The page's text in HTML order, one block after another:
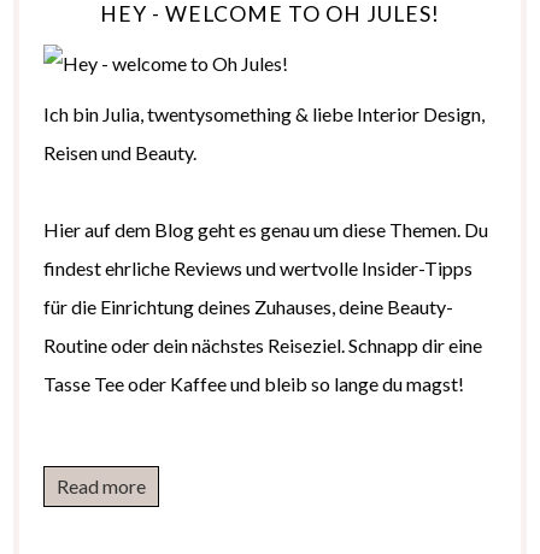
HEY - WELCOME TO OH JULES!
Ich bin Julia, twentysomething & liebe Interior Design,
Reisen und Beauty.
Hier auf dem Blog geht es genau um diese Themen. Du
findest ehrliche Reviews und wertvolle Insider-Tipps
für die Einrichtung deines Zuhauses, deine Beauty-
Routine oder dein nächstes Reiseziel. Schnapp dir eine
Tasse Tee oder Kaffee und bleib so lange du magst!
Read more